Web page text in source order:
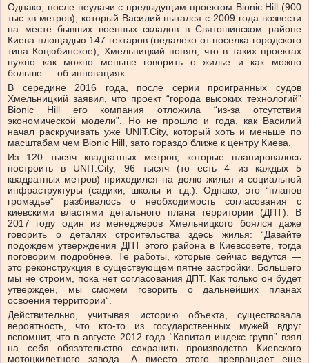
Однако, после неудачи с предыдущим проектом Bionic Hill (900
тыс кв метров), который Василий пытался с 2009 года возвести
на месте бывших военных складов в Святошинском районе
Киева площадью 147 гектаров (недалеко от поселка городского
типа Коцюбинское), Хмельницкий понял, что в таких проектах
нужно как можно меньше говорить о жилье и как можно
больше — об инновациях.
В середине 2016 года, после серии проигранных судов
Хмельницкий заявил, что проект “города высоких технологий”
Bionic Hill его компания отложила “из-за отсутствия
экономической модели”. Но не прошло и года, как Василий
начал раскручивать уже UNIT.City, который хоть и меньше по
масштабам чем Bionic Hill, зато гораздо ближе к центру Киева.
Из 120 тысяч квадратных метров, которые планировалось
построить в UNIT.City, 96 тысяч (то есть 4 из каждых 5
квадратных метров) приходился на долю жилья и социальной
инфраструктуры (садики, школы и т.д.). Однако, это “планов
громадье” разбивалось о необходимость согласования с
киевскими властями детального плана территории (ДПТ). В
2017 году один из менеджеров Хмельницкого боялся даже
говорить о деталях строительства здесь жилья: “Давайте
подождем утверждения ДПТ этого района в Киевсовете, тогда
поговорим подробнее. Те работы, которые сейчас ведутся —
это реконструкция в существующем пятне застройки. Большего
мы не строим, пока нет согласования ДПТ. Как только он будет
утвержден, мы сможем говорить о дальнейших планах
освоения территории“.
Действительно, учитывая историю объекта, существовала
вероятность, что кто-то из государственных мужей вдруг
вспомнит, что в августе 2012 года “Капитал индекс групп” взял
на себя обязательство сохранить производство Киевского
мотоцкилетного завода. А вместо этого превращает еще